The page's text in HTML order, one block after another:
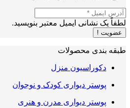
لطفاً یک نشانی ایمیل معتبر بنویسید.
عضویت !
طبقه بندی محصولات
دکوراسیون منزل
پوستر دیواری کودک و نوجوان
پوستر دیواری مدرن و هنری